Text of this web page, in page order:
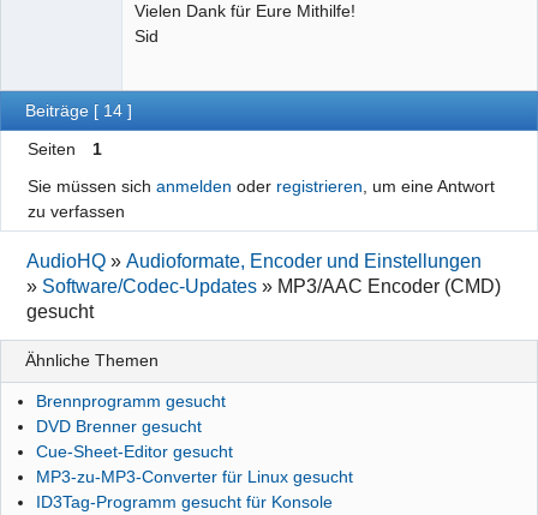
Vielen Dank für Eure Mithilfe!
Sid
Beiträge [ 14 ]
Seiten
1
Sie müssen sich anmelden oder registrieren, um eine Antwort
zu verfassen
AudioHQ »Audioformate, Encoder und Einstellungen
» Software/Codec-Updates » MP3/AAC Encoder (CMD)
gesucht
Ähnliche Themen
Brennprogramm gesucht
DVD Brenner gesucht
Cue-Sheet-Editor gesucht
MP3-zu-MP3-Converter für Linux gesucht
ID3Tag-Programm gesucht für Konsole